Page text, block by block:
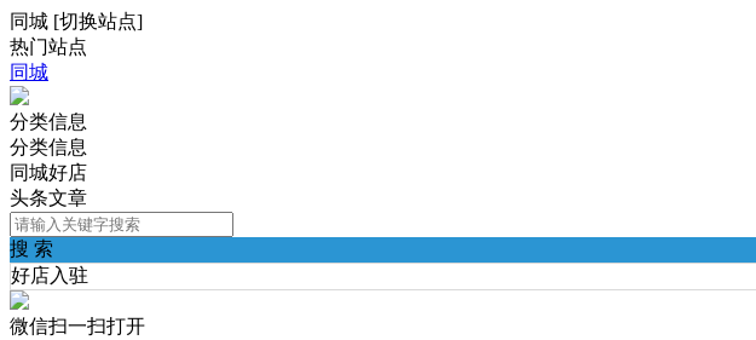
同城 [切换站点]
热门站点
同城
分类信息
分类信息
同城好店
头条文章
搜 索
好店入驻
微信扫一扫打开